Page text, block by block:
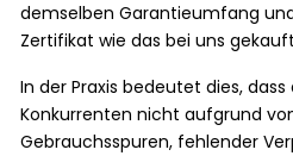
demselben Garantieumfang
Zertifikat wie das bei uns
In der Praxis bedeutet dies,
Konkurrenten nicht aufgrund
Gebrauchsspuren, fehlender